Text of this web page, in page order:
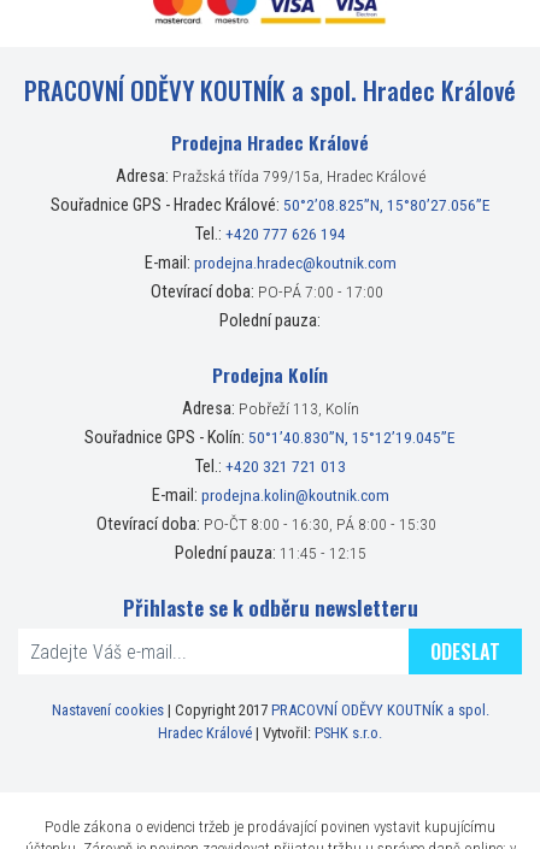
PRACOVNÍ ODĚVY KOUTNÍK a spol. Hradec Králové
Prodejna Hradec Králové
Adresa: Pražská třída 799/15a, Hradec Králové
Souřadnice GPS - Hradec Králové: 50°2’08.825”N, 15°80’27.056”E
Tel.: +420 777 626 194
E-mail: prodejna.hradec@koutnik.com
Otevírací doba: PO-PÁ 7:00 - 17:00
Polední pauza:
Prodejna Kolín
Adresa: Pobřeží 113, Kolín
Souřadnice GPS - Kolín: 50°1’40.830”N, 15°12’19.045”E
Tel.: +420 321 721 013
E-mail: prodejna.kolin@koutnik.com
Otevírací doba: PO-ČT 8:00 - 16:30, PÁ 8:00 - 15:30
Polední pauza: 11:45 - 12:15
Přihlaste se k odběru newsletteru
ODESLAT
Nastavení cookies| Copyright 2017 PRACOVNÍ ODĚVY KOUTNÍK a spol.
Hradec Králové | Vytvořil: PSHK s.r.o.
Podle zákona o evidenci tržeb je prodávající povinen vystavit kupujícímu